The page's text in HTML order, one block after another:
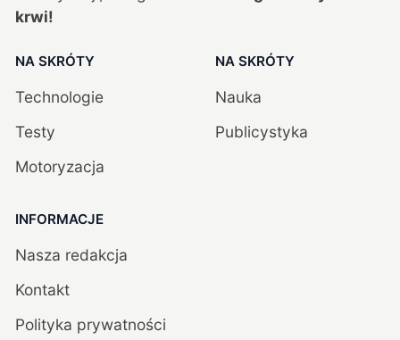
krwi!
NA SKRÓTY
Technologie
Testy
Motoryzacja
NA SKRÓTY
Nauka
Publicystyka
INFORMACJE
Nasza redakcja
Kontakt
Polityka prywatności